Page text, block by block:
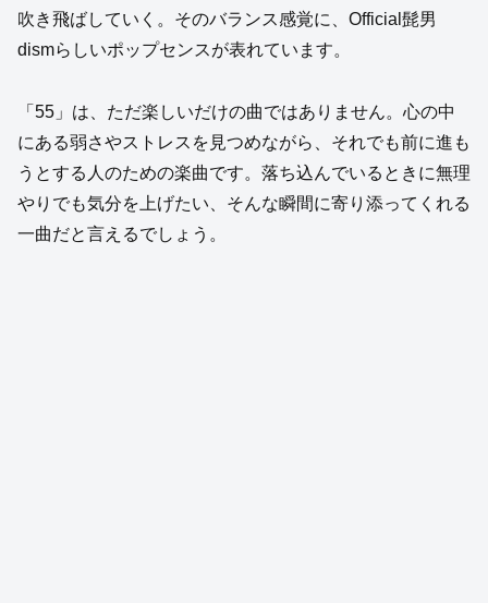
吹き飛ばしていく。そのバランス感覚に、Official髭男
dismらしいポップセンスが表れています。
「55」は、ただ楽しいだけの曲ではありません。心の中
にある弱さやストレスを見つめながら、それでも前に進も
うとする人のための楽曲です。落ち込んでいるときに無理
やりでも気分を上げたい、そんな瞬間に寄り添ってくれる
一曲だと言えるでしょう。